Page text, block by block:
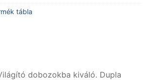
tábla
dobozokba kiváló. Dupla